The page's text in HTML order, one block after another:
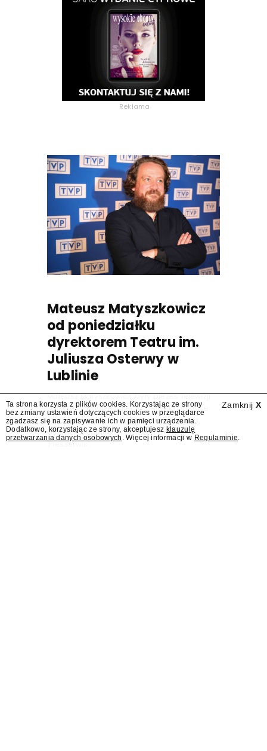
Reklama
Mateusz Matyszkowicz
od poniedziałku
dyrektorem Teatru im.
Juliusza Osterwy w
Lublinie
Mateusz Matyszkowicz, były prezes Telewizji
Polskiej, w poniedziałek 10 sierpnia obejmie
stanowisko dyrektora Teatru im. Juliusza
Osterwy w Lublinie – dowiedział się
"Presserwis".
Zamknij X
Ta strona korzysta z plików cookies. Korzystając ze strony
bez zmiany ustawień dotyczących cookies w przeglądarce
zgadzasz się na zapisywanie ich w pamięci urządzenia.
Dodatkowo, korzystając ze strony, akceptujesz klauzulę
przetwarzania danych osobowych . Więcej informacji w Regulaminie.